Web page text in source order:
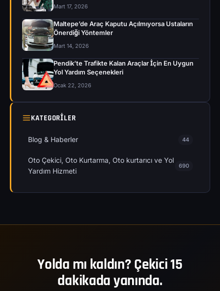
Mart 17, 2026
Maltepe’de Araç Kaputu Açılmıyorsa Ustaların
Önerdiği Yöntemler
Mart 14, 2026
Pendik’te Trafikte Kalan Araçlar İçin En Uygun
Yol Yardım Seçenekleri
Ocak 22, 2026
KATEGORILER
Blog & Haberler 44
Oto Çekici, Oto Kurtarma, Oto kurtarıcı ve Yol
Yardım Hizmeti
690
Yolda mı kaldın? Çekici 15
dakikada yanında.